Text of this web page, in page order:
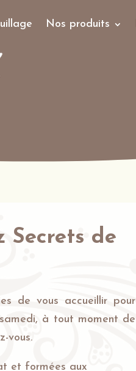
Nos produits
Secrets de
de vous accueillir pour
à tout moment de
vous.
et formées aux